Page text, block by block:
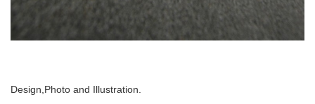
Design,Photo and Illustration.